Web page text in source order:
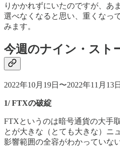
りかかれずにいたのですが、あ
選べなくなると思い、重くなっ
みます。
今週のナイン・スト
2022年10月19日〜2022年11月13日
1/ FTXの破綻
FTXというのは暗号通貨の大手
とが大きな（とても大きな）ニ
影響範囲の全容がわかっていな